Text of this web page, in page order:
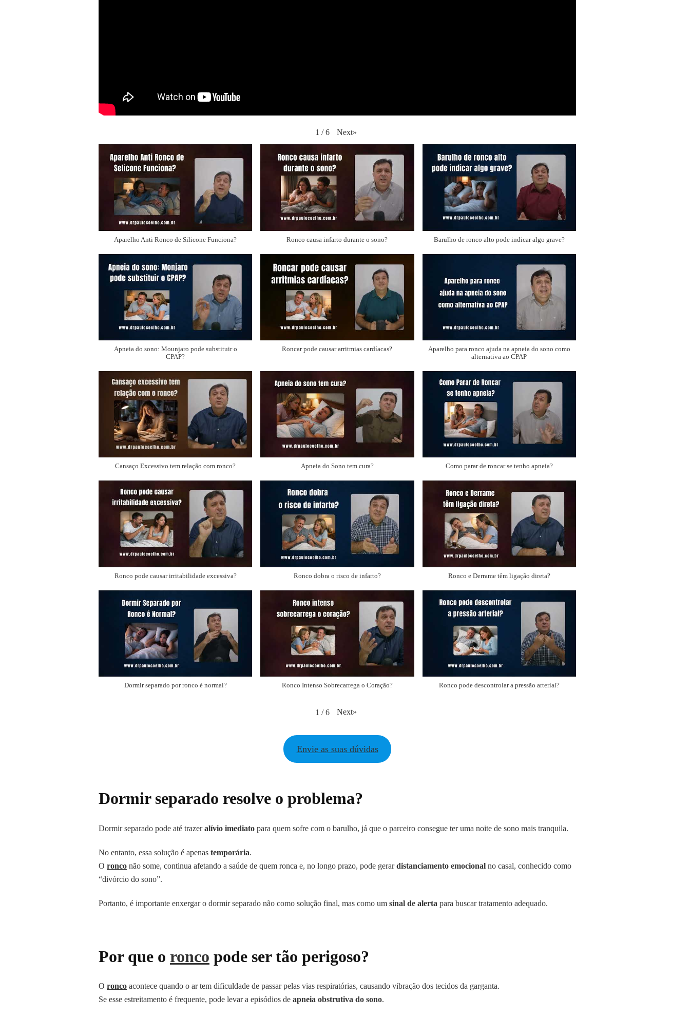
1 / 6 Next»
Aparelho Anti Ronco de Silicone Funciona? Ronco causa infarto durante o sono? Barulho de ronco alto pode indicar algo grave?
Apneia do sono: Mounjaro pode substituir o
CPAP?
Roncar pode causar arritmias cardíacas?
Aparelho para ronco ajuda na apneia do sono como
alternativa ao CPAP
Cansaço Excessivo tem relação com ronco? Apneia do Sono tem cura? Como parar de roncar se tenho apneia?
Ronco pode causar irritabilidade excessiva? Ronco dobra o risco de infarto? Ronco e Derrame têm ligação direta?
Dormir separado por ronco é normal? Ronco Intenso Sobrecarrega o Coração? Ronco pode descontrolar a pressão arterial?
1 / 6 Next»
Envie as suas dúvidas
Dormir separado resolve o problema?
Dormir separado pode até trazeralívio imediato para quem sofre com o barulho, já que o parceiro consegue ter uma noite de sono mais tranquila.
No entanto, essa solução é apenas temporária.
O ronco não some, continua afetando a saúde de quem ronca e, no longo prazo, pode gerardistanciamento emocional no casal, conhecido como
“divórcio do sono”.
Portanto, é importante enxergar o dormir separado não como solução final, mas como um sinal de alerta para buscar tratamento adequado.
Por que o ronco pode ser tão perigoso?
O ronco acontece quando o ar tem dificuldade de passar pelas vias respiratórias, causando vibração dos tecidos da garganta.
Se esse estreitamento é frequente, pode levar a episódios de apneia obstrutiva do sono.